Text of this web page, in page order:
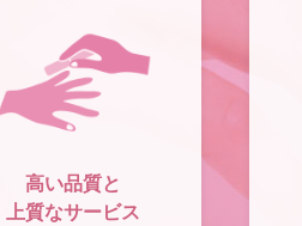
高い品質と
上質なサービス